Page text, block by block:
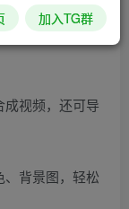
字幕视频，一键
视频，还可导
背景图，轻松
加入TG群